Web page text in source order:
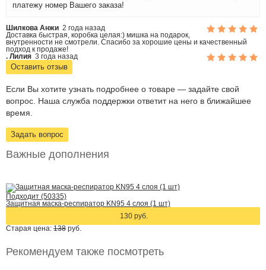
платежу номер Вашего заказа!
Шилкова Анжи 2 года назад
Доставка быстрая, коробка целая:) мишка на подарок,
внутренности не смотрели. Спасибо за хорошие цены и качественный
подход к продаже!
. Лилия 3 года назад
Оставить отзыв
Если Вы хотите узнать подробнее о товаре — задайте свой
вопрос. Наша служба поддержки ответит на него в ближайшее
время.
Задать вопрос
Важные дополнения
Подходит (50335)
Защитная маска-респиратор KN95 4 слоя (1 шт)
130 руб.
Старая цена: 138 руб.
Рекомендуем также посмотреть